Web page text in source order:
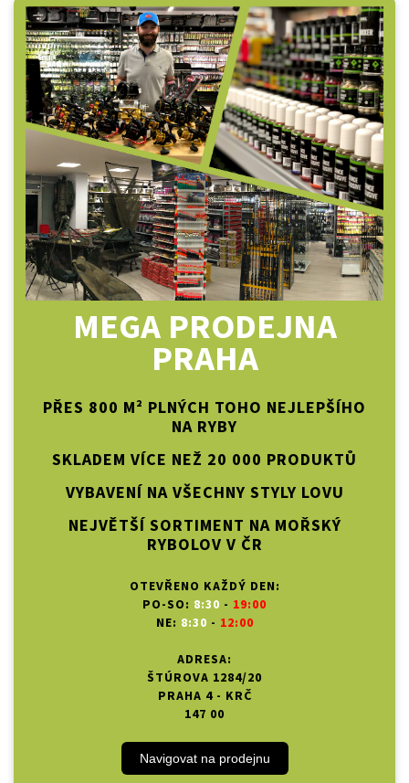
MEGA PRODEJNA
PRAHA
PŘES 800 M² PLNÝCH TOHO NEJLEPŠÍHO
NA RYBY
SKLADEM VÍCE NEŽ 20 000 PRODUKTŮ
VYBAVENÍ NA VŠECHNY STYLY LOVU
NEJVĚTŠÍ SORTIMENT NA MOŘSKÝ
RYBOLOV V ČR
OTEVŘENO KAŽDÝ DEN:
PO-SO: 8:30 - 19:00
NE: 8:30 - 12:00
ADRESA:
ŠTÚROVA 1284/20
PRAHA 4 - KRČ
147 00
Navigovat na prodejnu